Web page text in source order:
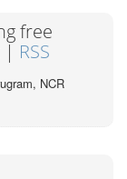
free
| RSS
NCR